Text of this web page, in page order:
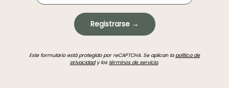
Registrarse →
Este formulario está protegido por reCAPTCHA. Se aplican la política de
privacidady los términos de servicio.